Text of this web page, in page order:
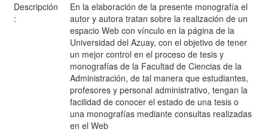
Descripción
:
En la elaboración de la presente monografía el
autor y autora tratan sobre la realización de un
espacio Web con vínculo en la página de la
Universidad del Azuay, con el objetivo de tener
un mejor control en el proceso de tesis y
monografías de la Facultad de Ciencias de la
Administración, de tal manera que estudiantes,
profesores y personal administrativo, tengan la
facilidad de conocer el estado de una tesis o
una monografías mediante consultas realizadas
en el Web